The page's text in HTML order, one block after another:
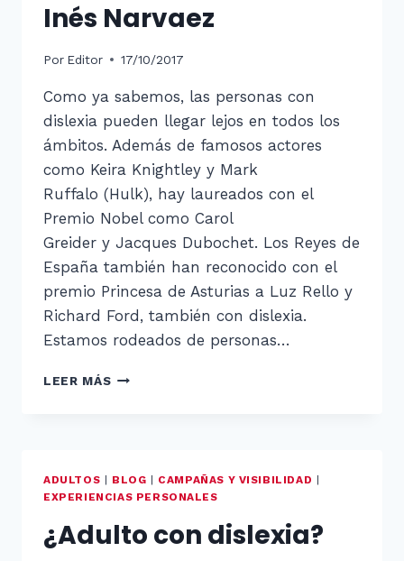
Inés Narvaez
Por Editor 17/10/2017
Como ya sabemos, las personas con
dislexia pueden llegar lejos en todos los
ámbitos. Además de famosos actores
como Keira Knightley y Mark
Ruffalo (Hulk), hay laureados con el
Premio Nobel como Carol
Greider y Jacques Dubochet. Los Reyes de
España también han reconocido con el
premio Princesa de Asturias a Luz Rello y
Richard Ford, también con dislexia.
Estamos rodeados de personas…
LEER MÁSADULTO
ADULTOS BLOG CAMPAÑAS Y VISIBILIDAD
EXPERIENCIAS PERSONALES
¿Adulto con dislexia?